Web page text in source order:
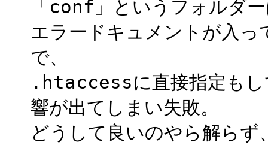
「conf」というフォルダ
エラードキュメントが入
で、
.htaccessに直接指定もし
響が出てしまい失敗。
どうして良いのやら解ら